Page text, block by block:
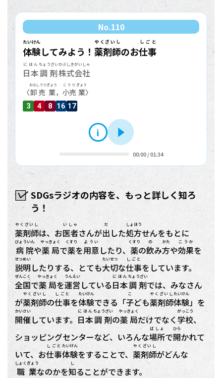
No.110
体験
たいけん
してみよう！ 薬剤師
やくざいし
のお仕事
しごと
日本
にほん
調剤
ちょうざい
株式会社
かぶしきがいしゃ
3 4 8 16 17
〈卸売
おろしうり
業
ぎょう
， 小売
こうり
業
ぎょう
〉
i 再生
00:00/01:34
SDGsラジオの内容を、もっと詳しく知ろ
う！
薬剤師
やくざいし
は、お医者
いしゃ
さんが出
だ
した処方
しょほう
せんをもとに
病院
びょういん
や薬局
やっきょく
で薬
くすり
を用意
ようい
したり、 薬
くすり
の飲
の
み方
かた
や効果
こうか
を
説明
せつめい
したりする、とても大切
たいせつ
な仕事
しごと
をしています。
全国
ぜんこく
で薬局
やっきょく
を運営
うんえい
している日本
にほん
調剤
ちょうざい
では、みなさん
が薬剤師
やくざいし
の仕事
しごと
を体験
たいけん
できる「子
こ
ども薬剤師
やくざいし
体験
たいけん
」を
開催
かいさい
しています。 日本
にほん
調剤
ちょうざい
の薬局
やっきょく
だけでなく学校
がっこう
、
ショッピングセンターなど、いろんな場所
ばしょ
で開
ひら
かれて
いて、お仕事
しごと
体験
たいけん
をすることで、 薬剤師
やくざいし
がどんな
職業
しょくぎょう
なのかを知
し
ることができます。